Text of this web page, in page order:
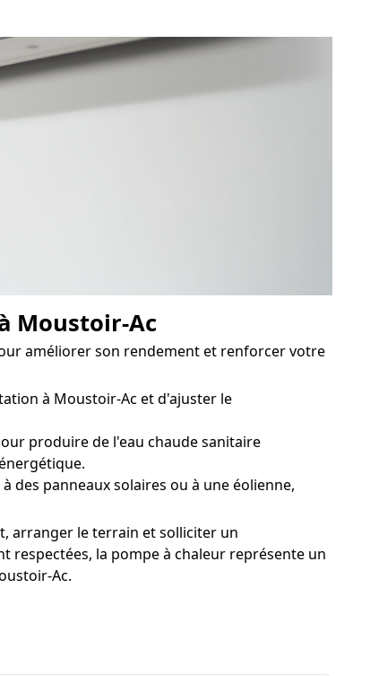
Moustoir-Ac
améliorer son rendement et renforcer votre
à Moustoir-Ac et d'ajuster le
produire de l'eau chaude sanitaire
des panneaux solaires ou à une éolienne,
arranger le terrain et solliciter un
respectées, la pompe à chaleur représente un
Ac.